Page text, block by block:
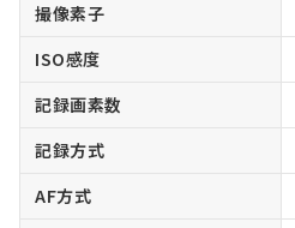
撮像素子
ISO感度
記録画素数
記録方式
AF方式